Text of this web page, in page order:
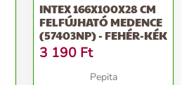
INTEX 166X100X28 CM
FELFÚJHATÓ MEDENCE
(57403NP) - FEHÉR-KÉK
3 190 Ft
Pepita